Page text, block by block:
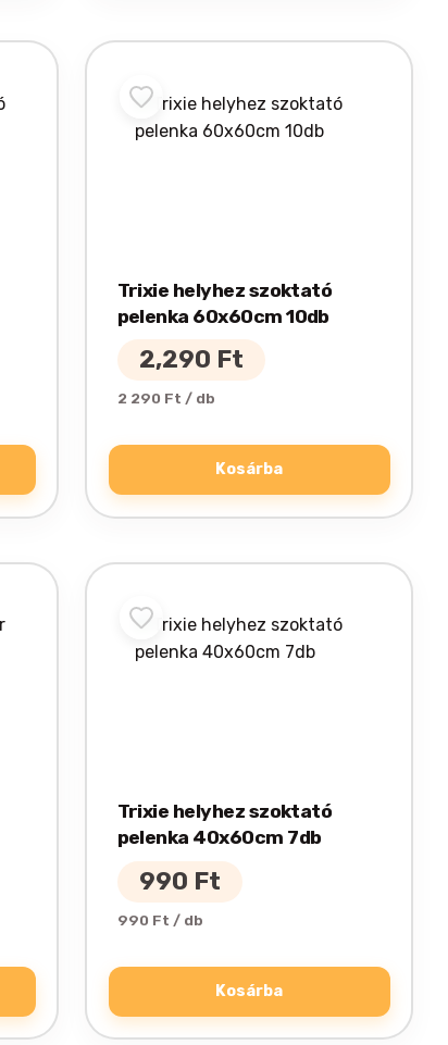
Trixie helyhez szoktató
pelenka 60x60cm 10db
2,290 Ft
2 290 Ft / db
Kosárba
Trixie helyhez szoktató
pelenka 40x60cm 7db
990 Ft
990 Ft / db
Kosárba